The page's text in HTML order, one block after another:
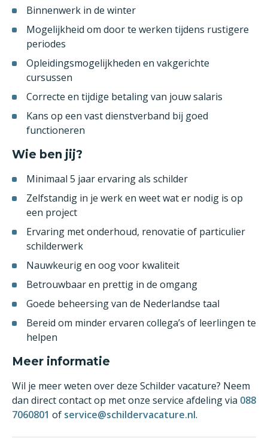
Binnenwerk in de winter
Mogelijkheid om door te werken tijdens rustigere
periodes
Opleidingsmogelijkheden en vakgerichte
cursussen
Correcte en tijdige betaling van jouw salaris
Kans op een vast dienstverband bij goed
functioneren
Wie ben jij?
Minimaal 5 jaar ervaring als schilder
Zelfstandig in je werk en weet wat er nodig is op
een project
Ervaring met onderhoud, renovatie of particulier
schilderwerk
Nauwkeurig en oog voor kwaliteit
Betrouwbaar en prettig in de omgang
Goede beheersing van de Nederlandse taal
Bereid om minder ervaren collega’s of leerlingen te
helpen
Meer informatie
Wil je meer weten over deze Schilder vacature? Neem
dan direct contact op met onze service afdeling via 088
7060801 of service@schildervacature.nl.